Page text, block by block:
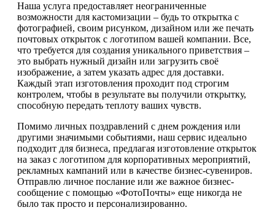
Наша услуга предоставляет неограниченные
возможности для кастомизации – будь то открытка с
фотографией, своим рисунком, дизайном или же печать
почтовых открыток с логотипом вашей компании. Все,
что требуется для создания уникального приветствия –
это выбрать нужный дизайн или загрузить своё
изображение, а затем указать адрес для доставки.
Каждый этап изготовления проходит под строгим
контролем, чтобы в результате вы получили открытку,
способную передать теплоту ваших чувств.
Помимо личных поздравлений с днем рождения или
другими значимыми событиями, наш сервис идеально
подходит для бизнеса, предлагая изготовление открыток
на заказ с логотипом для корпоративных мероприятий,
рекламных кампаний или в качестве бизнес-сувениров.
Отправлю личное послание или же важное бизнес-
сообщение с помощью «ФотоПочты» еще никогда не
было так просто и персонализированно.